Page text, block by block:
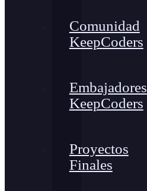
Comunidad
KeepCoders
Embajadores
KeepCoders
Proyectos
Finales